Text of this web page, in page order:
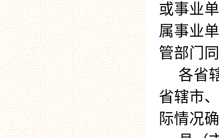
或事业
属事业
管部门
各省
省辖市
际情况